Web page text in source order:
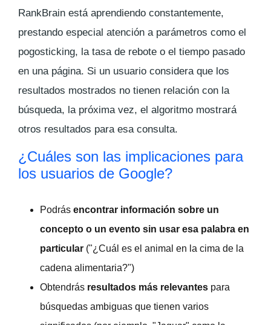
RankBrain está aprendiendo constantemente,
prestando especial atención a parámetros como el
pogosticking, la tasa de rebote o el tiempo pasado
en una página. Si un usuario considera que los
resultados mostrados no tienen relación con la
búsqueda, la próxima vez, el algoritmo mostrará
otros resultados para esa consulta.
¿Cuáles son las implicaciones para
los usuarios de Google?
Podrás encontrar información sobre un
concepto o un evento sin usar esa palabra en
particular ("¿Cuál es el animal en la cima de la
cadena alimentaria?")
Obtendrás resultados más relevantes para
búsquedas ambiguas que tienen varios